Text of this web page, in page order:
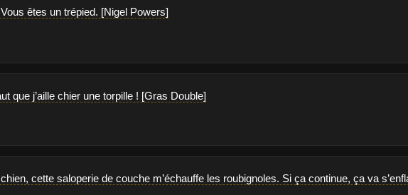
êtes un trépied. [Nigel Powers]
que j’aille chier une torpille ! [Gras Double]
cette saloperie de couche m’échauffe les roubignoles. Si ça continue, ça va